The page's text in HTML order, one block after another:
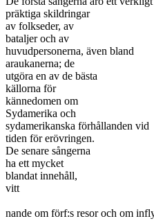
präktiga skildringar
av folkseder, av
bataljer och av
huvudpersonerna, även bland
araukanerna; de
utgöra en av de bästa
källorna för
kännedomen om
Sydamerika och
sydamerikanska förhållanden vid
tiden för erövringen.
De senare sångerna
ha ett mycket
blandat innehåll,
vitt
nande om förf:s resor och om